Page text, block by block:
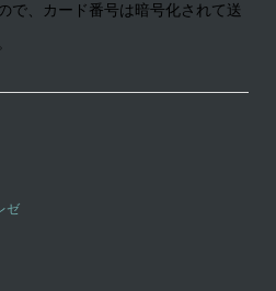
で、カード番号は暗号化されて送
ゼ